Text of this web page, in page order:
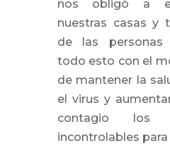
nos obligó a
nuestras casas y
de las personas
todo esto con el
de mantener la
el virus y
contagio los
incontrolables para